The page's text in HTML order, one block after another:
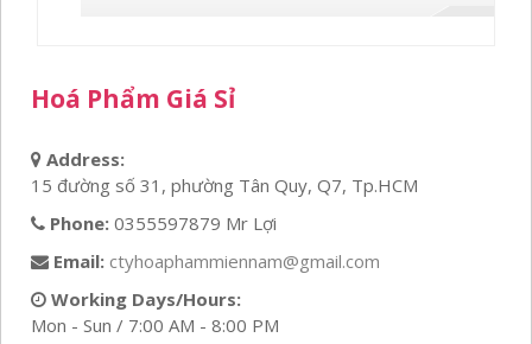
Hoá Phẩm Giá Sỉ
Address:
15 đường số 31, phường Tân Quy, Q7, Tp.HCM
Phone: 0355597879 Mr Lợi
Email: ctyhoaphammiennam@gmail.com
Working Days/Hours:
Mon - Sun / 7:00 AM - 8:00 PM